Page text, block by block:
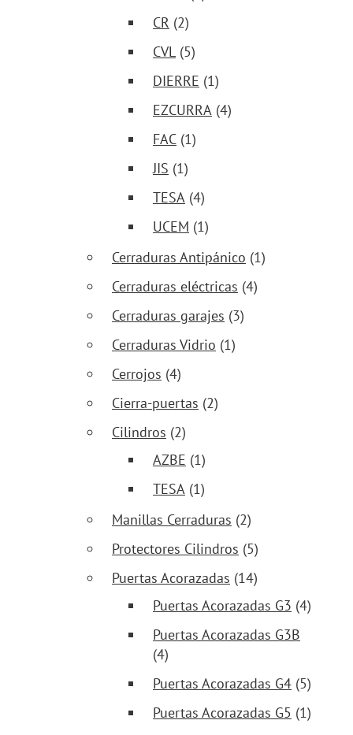
CR (2)
CVL (5)
DIERRE (1)
EZCURRA (4)
FAC (1)
JIS (1)
TESA (4)
UCEM (1)
Cerraduras Antipánico (1)
Cerraduras eléctricas (4)
Cerraduras garajes (3)
Cerraduras Vidrio (1)
Cerrojos (4)
Cierra-puertas (2)
Cilindros (2)
AZBE (1)
TESA (1)
Manillas Cerraduras (2)
Protectores Cilindros (5)
Puertas Acorazadas (14)
Puertas Acorazadas G3 (4)
Puertas Acorazadas G3B
(4)
Puertas Acorazadas G4 (5)
Puertas Acorazadas G5 (1)